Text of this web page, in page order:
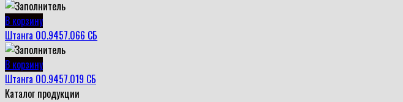
В корзину
Штанга 00.9457.066 СБ
В корзину
Штанга 00.9457.019 СБ
Каталог продукции